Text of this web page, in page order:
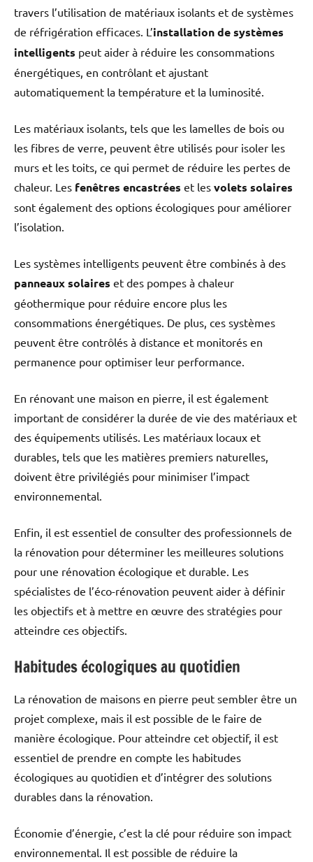
travers l’utilisation de matériaux isolants et de systèmes
de réfrigération efficaces. L’installation de systèmes
intelligents peut aider à réduire les consommations
énergétiques, en contrôlant et ajustant
automatiquement la température et la luminosité.
Les matériaux isolants, tels que les lamelles de bois ou
les fibres de verre, peuvent être utilisés pour isoler les
murs et les toits, ce qui permet de réduire les pertes de
chaleur. Les fenêtres encastrées et les volets solaires
sont également des options écologiques pour améliorer
l’isolation.
Les systèmes intelligents peuvent être combinés à des
panneaux solaires et des pompes à chaleur
géothermique pour réduire encore plus les
consommations énergétiques. De plus, ces systèmes
peuvent être contrôlés à distance et monitorés en
permanence pour optimiser leur performance.
En rénovant une maison en pierre, il est également
important de considérer la durée de vie des matériaux et
des équipements utilisés. Les matériaux locaux et
durables, tels que les matières premiers naturelles,
doivent être privilégiés pour minimiser l’impact
environnemental.
Enfin, il est essentiel de consulter des professionnels de
la rénovation pour déterminer les meilleures solutions
pour une rénovation écologique et durable. Les
spécialistes de l’éco-rénovation peuvent aider à définir
les objectifs et à mettre en œuvre des stratégies pour
atteindre ces objectifs.
Habitudes écologiques au quotidien
La rénovation de maisons en pierre peut sembler être un
projet complexe, mais il est possible de le faire de
manière écologique. Pour atteindre cet objectif, il est
essentiel de prendre en compte les habitudes
écologiques au quotidien et d’intégrer des solutions
durables dans la rénovation.
Économie d’énergie, c’est la clé pour réduire son impact
environnemental. Il est possible de réduire la